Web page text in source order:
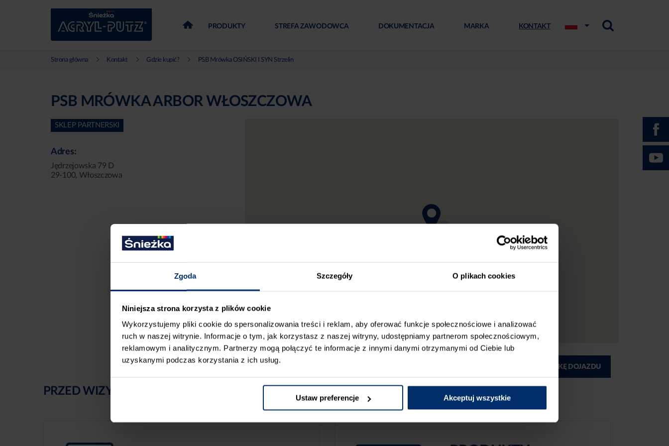
Zgoda Szczegóły O plikach cookies
Niniejsza strona korzysta z plików cookie
Wykorzystujemy pliki cookie do spersonalizowania treści i reklam, aby oferować funkcje społecznościowe i analizować
ruch w naszej witrynie. Informacje o tym, jak korzystasz z naszej witryny, udostępniamy partnerom społecznościowym,
reklamowym i analitycznym. Partnerzy mogą połączyć te informacje z innymi danymi otrzymanymi od Ciebie lub
uzyskanymi podczas korzystania z ich usług.
Ustaw preferencje Akceptuj wszystkie
PRODUKTY STREFA ZAWODOWCA DOKUMENTACJA MARKA KONTAKT
Strona główna Kontakt Gdzie kupić? PSB Mrówka OSIŃSKI I SYN Strzelin
PSB MRÓWKA ARBOR WŁOSZCZOWA
SKLEP PARTNERSKI
Adres:
Jędrzejowska 79 D
29-100, Włoszczowa
DRUKUJ MAPKĘ DOJAZDU
PRZED WIZYTĄ W SKLEPIE POLECAMY: